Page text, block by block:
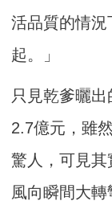
活品質的情
起。」
只見乾爹曬
2.7億元，雖
驚人，可見
風向瞬間大